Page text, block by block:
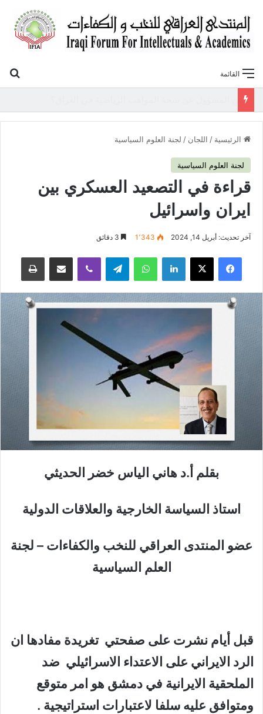
القائمة
الرئيسية / اللجان / لجنة العلوم السياسية
لجنة العلوم السياسية
قراءة في التصعيد العسكري بين
ايران واسرائيل
آخر تحديث: أبريل 14, 2024 1٬343
فيسبوك لينكدإن واتساب
بقلم أ.د هاني الياس خضر الحديثي
استاذ السياسة الخارجية والعلاقات الدولية
عضو المنتدى العراقي للنخب والكفاءات – لجنة
العلم السياسية
قبل أيام نشرت على صفحتي تغريدة مفادها ان
الرد الايراني على الاعتداء الاسرائيلي ضد
الملحقية الايرانية في دمشق هو امر متوقع
ومتوافق عليه سلفا لاعتبارات استراتيجية .